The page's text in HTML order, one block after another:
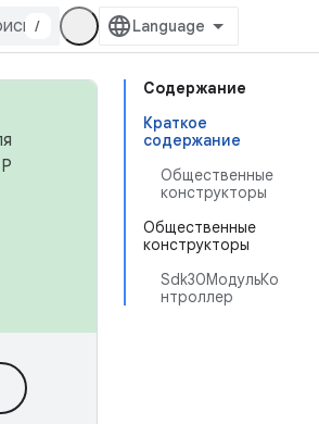
/
Содержание
Краткое
содержание
Общественные
конструкторы
Общественные
конструкторы
Sdk30МодульКо
нтроллер